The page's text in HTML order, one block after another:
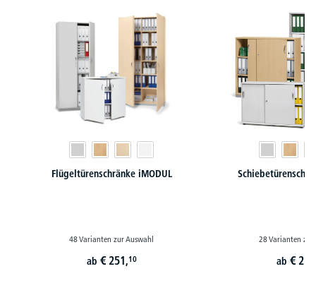
Flügeltürenschränke iMODUL
48 Varianten zur Auswahl
ab € 251,10
28 Varianten zur
ab €